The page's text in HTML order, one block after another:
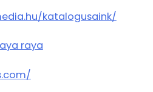
katalogusaink/
raya